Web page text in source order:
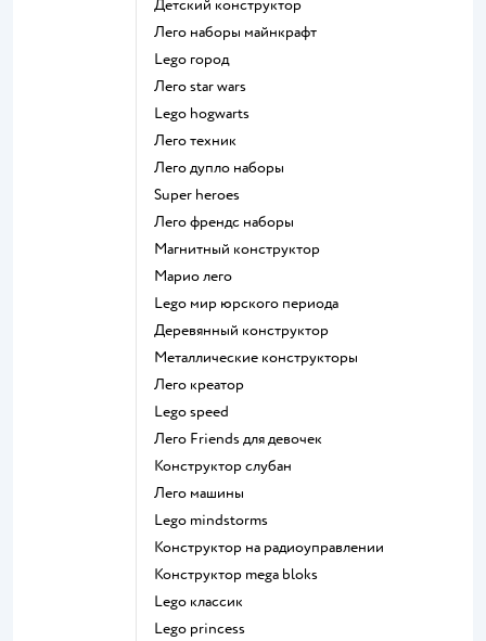
Детский конструктор
Лего наборы майнкрафт
Lego город
Лего star wars
Lego hogwarts
Лего техник
Лего дупло наборы
Super heroes
Лего френдс наборы
Магнитный конструктор
Марио лего
Lego мир юрского периода
Деревянный конструктор
Металлические конструкторы
Лего креатор
Lego speed
Лего Friends для девочек
Конструктор слубан
Лего машины
Lego mindstorms
Конструктор на радиоуправлении
Конструктор mega bloks
Lego классик
Lego princess